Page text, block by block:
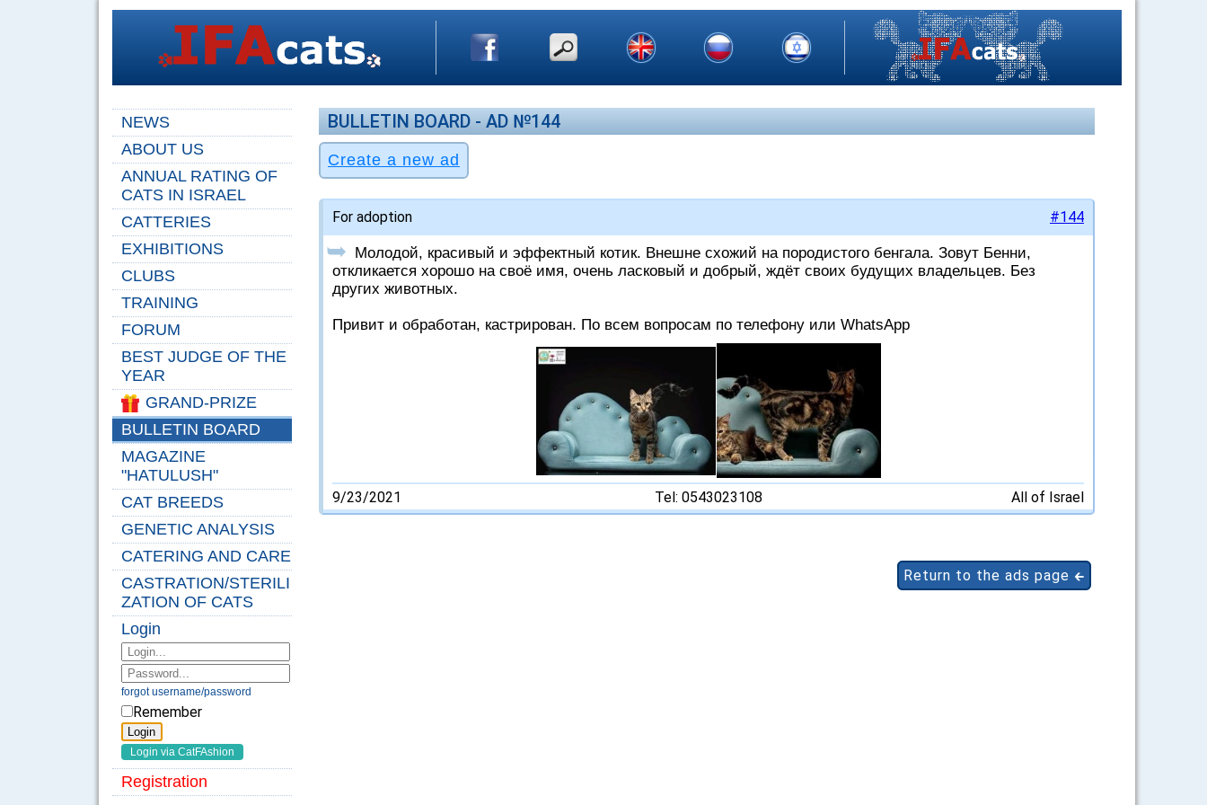
NEWS
ABOUT US
ANNUAL RATING OF
CATS IN ISRAEL
CATTERIES
EXHIBITIONS
CLUBS
TRAINING
FORUM
BEST JUDGE OF THE
YEAR
GRAND-PRIZE
BULLETIN BOARD
MAGAZINE
"HATULUSH"
CAT BREEDS
GENETIC ANALYSIS
CATERING AND CARE
CASTRATION/STERILI
ZATION OF CATS
Login
forgot username/password
Remember
Registration
BULLETIN BOARD - AD №144
For adoption #144
➥
     Молодой, красивый и эффектный котик. Внешне схожий на породистого бенгала. Зовут Бенни,
откликается хорошо на своё имя, очень ласковый и добрый, ждёт своих будущих владельцев. Без
других животных.
Привит и обработан, кастрирован. По всем вопросам по телефону или WhatsApp
All of Israel
9/23/2021 Tel: 0543023108
Return to the ads page